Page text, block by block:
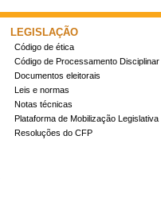
LEGISLAÇÃO
Código de ética
Código de Processamento Disciplinar
Documentos eleitorais
Leis e normas
Notas técnicas
Plataforma de Mobilização Legislativa
Resoluções do CFP